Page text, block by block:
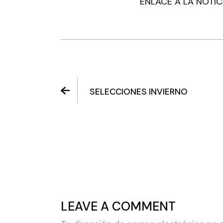
SELECCIONES INVIERNO
LEAVE A COMMENT